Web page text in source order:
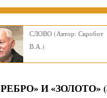
СЛОВО (Автор: Скробот
В.А.)
И «ЗОЛОТО»